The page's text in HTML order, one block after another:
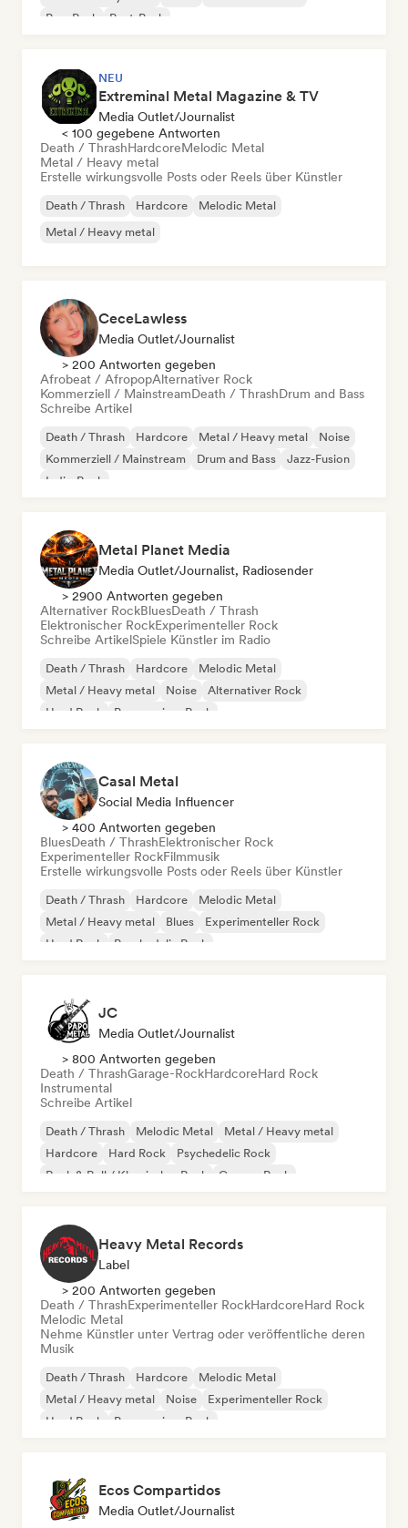
Pop-Punk
Post-Punk
NEU
Extreminal Metal Magazine & TV
Media Outlet/Journalist
< 100 gegebene Antworten
Death / ThrashHardcoreMelodic Metal
Metal / Heavy metal
Erstelle wirkungsvolle Posts oder Reels über Künstler
Death / Thrash Hardcore
Melodic Metal
Metal / Heavy metal
CeceLawless
Media Outlet/Journalist
> 200 Antworten gegeben
Afrobeat / AfropopAlternativer Rock
Kommerziell / MainstreamDeath / ThrashDrum and Bass
Schreibe Artikel
Death / Thrash Hardcore Metal / Heavy metal
Noise
Kommerziell / Mainstream
Drum and Bass
Jazz-Fusion
Indie-Rock
Metal Planet Media
Media Outlet/Journalist, Radiosender
> 2900 Antworten gegeben
Alternativer RockBluesDeath / Thrash
Elektronischer RockExperimenteller Rock
Schreibe ArtikelSpiele Künstler im Radio
Death / Thrash Hardcore
Melodic Metal
Metal / Heavy metal
Noise
Alternativer Rock
Hard Rock
Progressiver Rock
Casal Metal
Social Media Influencer
> 400 Antworten gegeben
BluesDeath / ThrashElektronischer Rock
Experimenteller RockFilmmusik
Erstelle wirkungsvolle Posts oder Reels über Künstler
Death / Thrash Hardcore
Melodic Metal
Metal / Heavy metal
Blues
Experimenteller Rock
Hard Rock
Psychedelic Rock
JC
Media Outlet/Journalist
> 800 Antworten gegeben
Death / ThrashGarage-RockHardcoreHard Rock
Instrumental
Schreibe Artikel
Death / Thrash Melodic Metal
Metal / Heavy metal
Hardcore
Hard Rock
Psychedelic Rock
Rock & Roll / Klassischer Rock
Garage-Rock
Heavy Metal Records
Label
> 200 Antworten gegeben
Death / ThrashExperimenteller RockHardcoreHard Rock
Melodic Metal
Nehme Künstler unter Vertrag oder veröffentliche deren
Musik
Death / Thrash Hardcore
Melodic Metal
Metal / Heavy metal
Noise
Experimenteller Rock
Hard Rock
Progressiver Rock
Ecos Compartidos
Media Outlet/Journalist